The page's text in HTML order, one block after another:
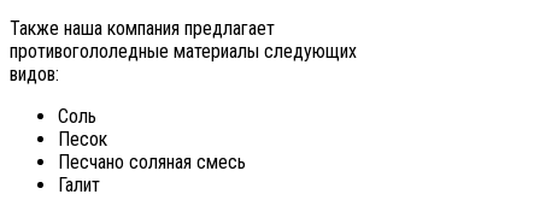
Также наша компания предлагает
противогололедные материалы следующих
видов:
Соль
Песок
Песчано соляная смесь
Галит